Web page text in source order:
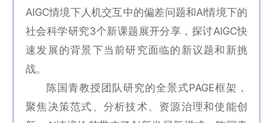
AIGC情境下人机交互中的偏差问题和AI情境下的
社会科学研究3个新课题展开分享，探讨AIGC快
速发展的背景下当前研究面临的新议题和新挑
战。
陈国青教授团队研究的全景式PAGE框架，
聚焦决策范式、分析技术、资源治理和使能创